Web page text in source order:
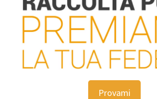
Provami